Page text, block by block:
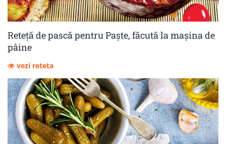
Reteță de pască pentru Paște, făcută la mașina de
pâine
vezi reteta